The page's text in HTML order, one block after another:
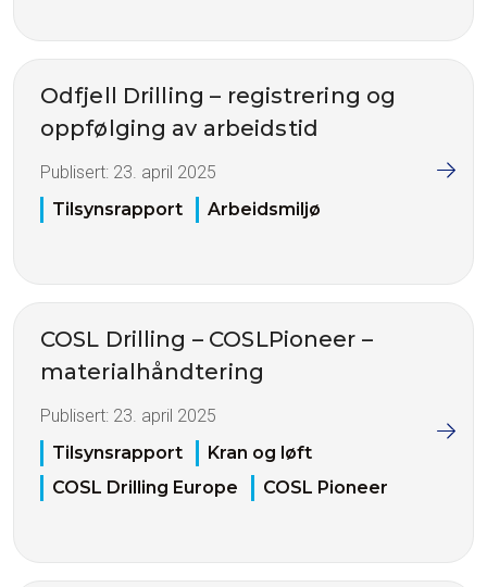
Odfjell Drilling – registrering og
oppfølging av arbeidstid
Publisert: 23. april 2025
Tilsynsrapport
Arbeidsmiljø
COSL Drilling – COSLPioneer –
materialhåndtering
Publisert: 23. april 2025
Tilsynsrapport
Kran og løft
COSL Drilling Europe
COSL Pioneer